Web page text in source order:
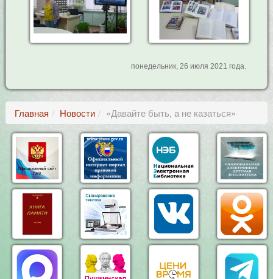
понедельник, 26 июля 2021 года.
Главная Новости «Давайте быть, а не казаться»